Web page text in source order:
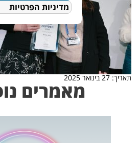
תאריך: 27 בינואר 2025
מאמרים
מדיניות הפרטיות